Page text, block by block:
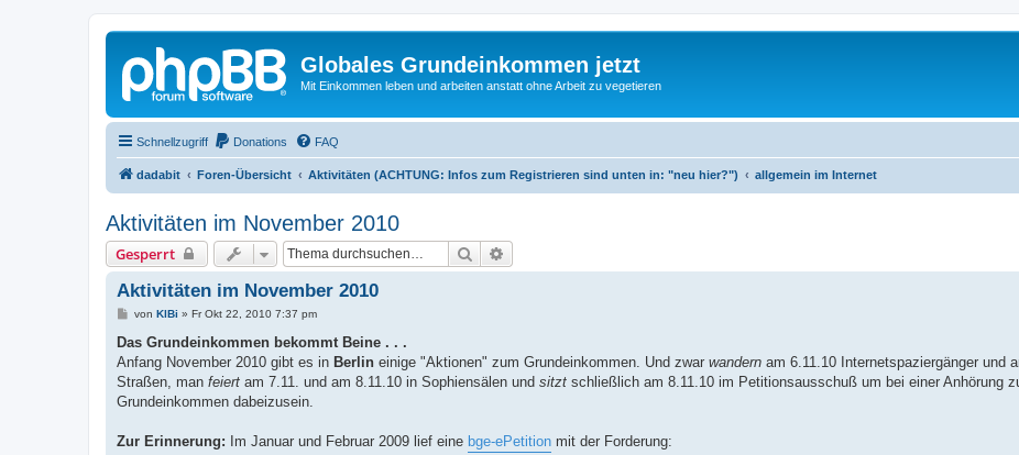
Globales Grundeinkommen jetzt
Mit Einkommen leben und arbeiten anstatt ohne Arbeit zu vegetieren
Schnellzugriff Donations FAQ
dadabit Foren-Übersicht Aktivitäten (ACHTUNG: Infos zum Registrieren sind unten in: "neu hier?") allgemein im Internet
Aktivitäten im November 2010
Gesperrt Suche
Aktivitäten im November 2010
B
i
r
a
von KlBi » Fr Okt 22, 2010 7:37 pm
Das Grundeinkommen bekommt Beine . . .
Anfang November 2010 gibt es in Berlin einige "Aktionen" zum Grundeinkommen. Und zwar wandern am 6.11.10 Internetspaziergänger und
Straßen, man feiert am 7.11. und am 8.11.10 in Sophiensälen und sitzt schließlich am 8.11.10 im Petitionsausschuß um bei einer Anhörung
Grundeinkommen dabeizusein.
Zur Erinnerung: Im Januar und Februar 2009 lief eine bge-ePetition mit der Forderung: